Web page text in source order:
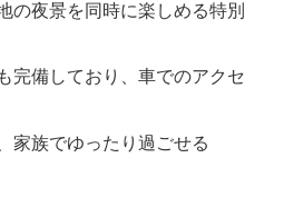
の夜景を同時に楽しめる特別
完備しており、車でのアクセ
家族でゆったり過ごせる